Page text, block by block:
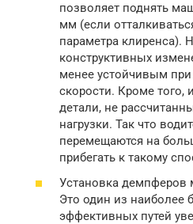
позволяет поднять
мм (если
параметра клиренса).
конструктивных
менее устойчивым
скорости. Кроме того,
детали, не
нагрузки. Так что
перемещаются на
прибегать к такому
Установка
Это один из наиболее
эффективных путей